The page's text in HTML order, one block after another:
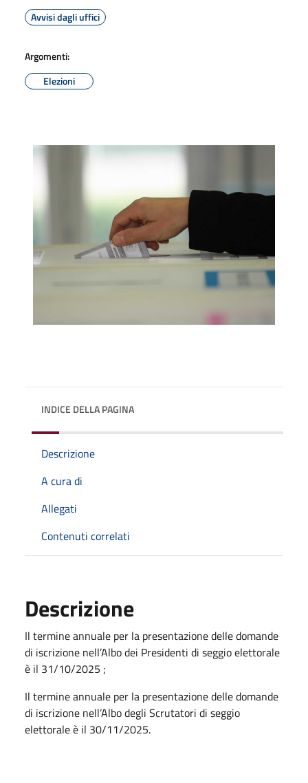
Avvisi dagli uffici
Argomenti:
Elezioni
INDICE DELLA PAGINA
Descrizione
A cura di
Allegati
Contenuti correlati
Descrizione
Il termine annuale per la presentazione delle domande
di iscrizione nell’Albo dei Presidenti di seggio elettorale
è il 31/10/2025 ;
Il termine annuale per la presentazione delle domande
di iscrizione nell’Albo degli Scrutatori di seggio
elettorale è il 30/11/2025.